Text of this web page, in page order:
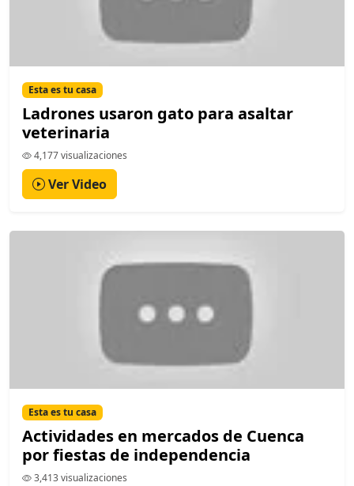
Esta es tu casa
Ladrones usaron gato para asaltar
veterinaria
4,177 visualizaciones
Ver Video
Esta es tu casa
Actividades en mercados de Cuenca
por fiestas de independencia
3,413 visualizaciones